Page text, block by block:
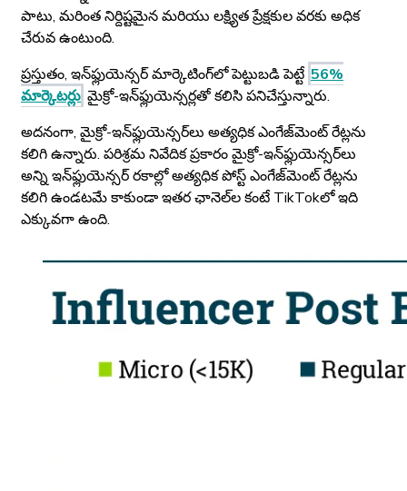
పాటు, మరింత నిర్దిష్టమైన మరియు లక్ష్యిత ప్రేక్షకుల వరకు అధిక
చేరువ ఉంటుంది.
ప్రస్తుతం, ఇన్‌ఫ్లుయెన్సర్ మార్కెటింగ్‌లో పెట్టుబడి పెట్టే 56%
మార్కెటర్లు మైక్రో-ఇన్‌ఫ్లుయెన్సర్లతో కలిసి పనిచేస్తున్నారు.
అదనంగా, మైక్రో-ఇన్‌ఫ్లుయెన్సర్‌లు అత్యధిక ఎంగేజ్‌మెంట్ రేట్లను
కలిగి ఉన్నారు. పరిశ్రమ నివేదిక ప్రకారం మైక్రో-ఇన్‌ఫ్లుయెన్సర్‌లు
అన్ని ఇన్‌ఫ్లుయెన్సర్ రకాల్లో అత్యధిక పోస్ట్ ఎంగేజ్‌మెంట్ రేట్లను
కలిగి ఉండటమే కాకుండా ఇతర ఛానెల్‌ల కంటే TikTokలో ఇది
ఎక్కువగా ఉంది.